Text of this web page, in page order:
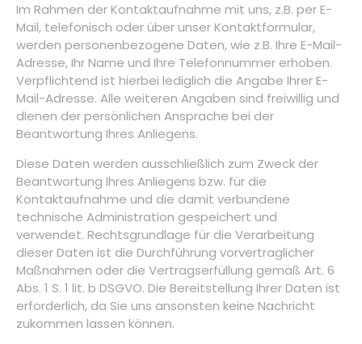
Im Rahmen der Kontaktaufnahme mit uns, z.B. per E-
Mail, telefonisch oder über unser Kontaktformular,
werden personenbezogene Daten, wie z.B. Ihre E-Mail-
Adresse, Ihr Name und Ihre Telefonnummer erhoben.
Verpflichtend ist hierbei lediglich die Angabe Ihrer E-
Mail-Adresse. Alle weiteren Angaben sind freiwillig und
dienen der persönlichen Ansprache bei der
Beantwortung Ihres Anliegens.
Diese Daten werden ausschließlich zum Zweck der
Beantwortung Ihres Anliegens bzw. für die
Kontaktaufnahme und die damit verbundene
technische Administration gespeichert und
verwendet. Rechtsgrundlage für die Verarbeitung
dieser Daten ist die Durchführung vorvertraglicher
Maßnahmen oder die Vertragserfüllung gemäß Art. 6
Abs. 1 S. 1 lit. b DSGVO. Die Bereitstellung Ihrer Daten ist
erforderlich, da Sie uns ansonsten keine Nachricht
zukommen lassen können.